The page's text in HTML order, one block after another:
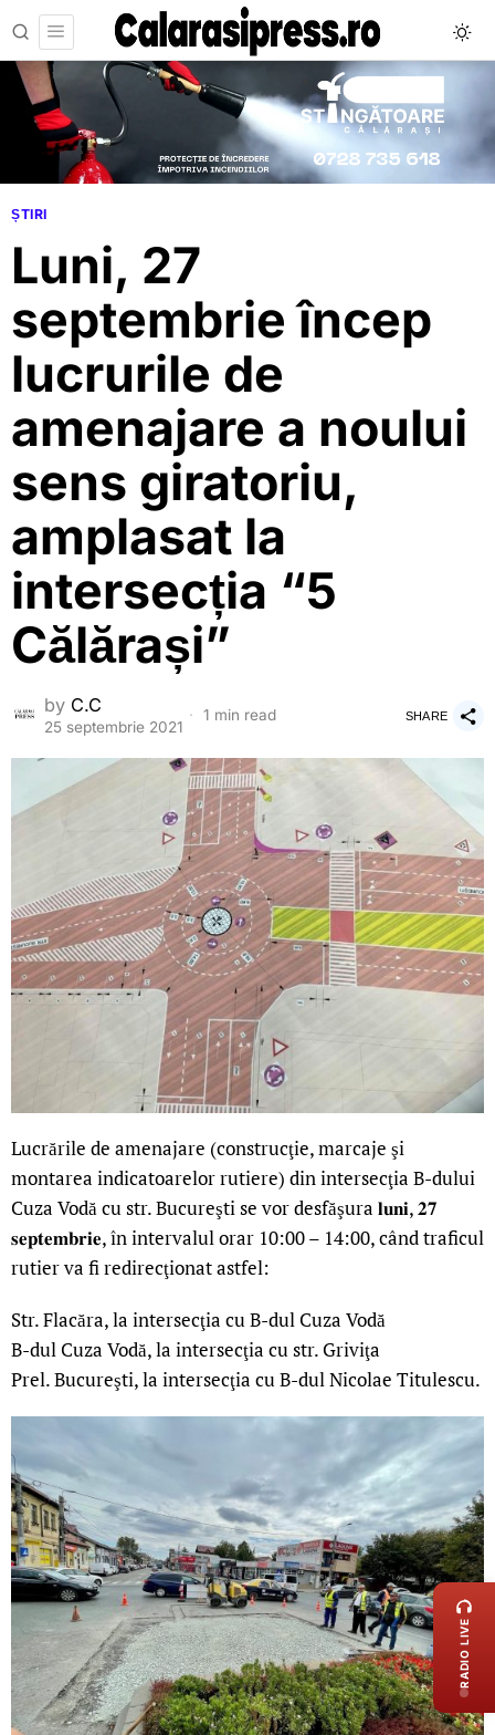
ȘTIRI
Luni, 27
septembrie încep
lucrurile de
amenajare a noului
sens giratoriu,
amplasat la
intersecția “5
Călărași”
by C.C
25 septembrie 2021
1 min read SHARE
Lucrările de amenajare (construcţie, marcaje şi
montarea indicatoarelor rutiere) din intersecţia B-dului
Cuza Vodă cu str. Bucureşti se vor desfăşura 𝐥𝐮𝐧𝐢, 𝟐𝟕
𝐬𝐞𝐩𝐭𝐞𝐦𝐛𝐫𝐢𝐞, în intervalul orar 10:00 – 14:00, când traficul
rutier va fi redirecţionat astfel:
Str. Flacăra, la intersecţia cu B-dul Cuza Vodă
B-dul Cuza Vodă, la intersecţia cu str. Griviţa
Prel. Bucureşti, la intersecţia cu B-dul Nicolae Titulescu.
LIVE
RADIO LIVE